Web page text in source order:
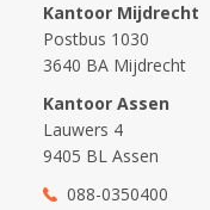
Kantoor Mijdrecht
Postbus 1030
3640 BA Mijdrecht
Kantoor Assen
Lauwers 4
9405 BL Assen
088-0350400